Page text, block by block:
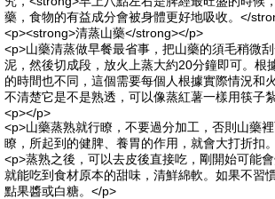
藥，食物的有益成分會被身體更好地吸收。</
<p><strong>清蒸山藥</strong></p>
<p>山藥清蒸做早餐最省事，把山藥的須毛稍微
泥，然後切成段，放火上蒸大約20分鐘即可。根
的時間也不同，這個需要每個人根據實際情況和
不清楚它是不是熟透，可以像蒸紅薯一樣用筷子
<p></p>
<p>山藥蒸熟就行瞭，不要過分加工，否則山藥
瞭，所起到的健脾、養胃的作用，就會大打折扣
<p>蒸熟之後，可以去皮後直接吃，剛開始可能
就能吃到食材原本的甜味，清鮮綿軟。如果不習
點果醬或白糖。</p>